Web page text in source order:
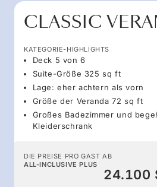
CLASSIC
KATEGORIE-HIGHLIGHTS
Deck 5 von 6
Suite-Größe 325 sq ft
Lage: eher achtern als vorn
Größe der Veranda 72 sq ft
Großes Badezimmer und
Kleiderschrank
DIE PREISE PRO GAST AB
ALL-INCLUSIVE PLUS
24.100